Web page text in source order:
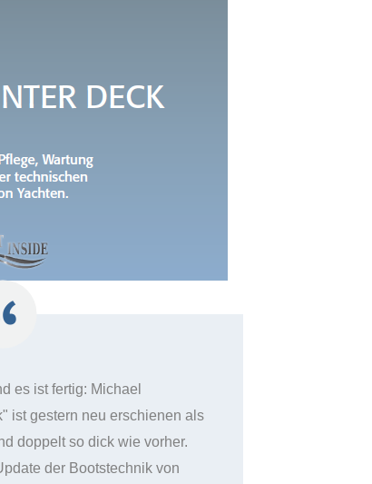
es ist fertig: Michael
ist gestern neu erschienen als
doppelt so dick wie vorher.
der Bootstechnik von